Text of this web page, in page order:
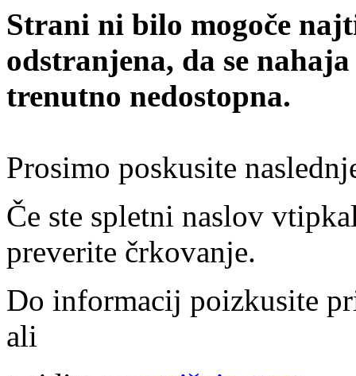
Strani ni bilo mogoče
odstranjena, da se
trenutno nedostopna.
Prosimo poskusite
Če ste spletni naslov
preverite črkovanje.
Do informacij poizkusite
ali